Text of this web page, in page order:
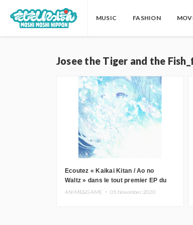
MUSIC FASHION
Josee the Tiger and the
Ecoutez « Kaikai Kitan / Ao no
Waltz » dans le tout premier EP du
chanteur EVE
ANIME&GAME ・05.November.2020